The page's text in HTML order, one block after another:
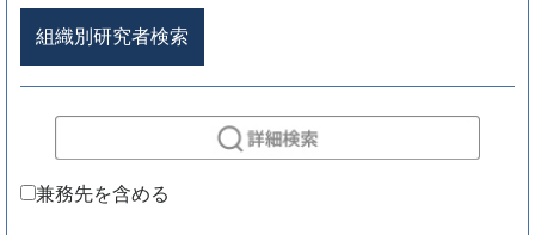
組織別研究者検索
兼務先を含める